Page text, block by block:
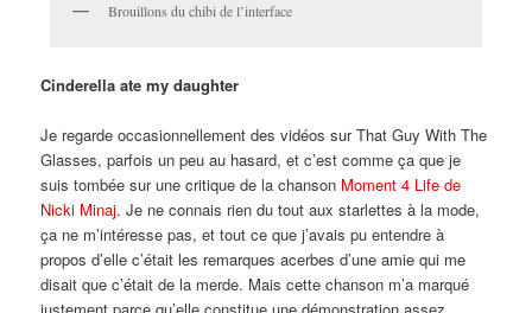
Brouillons du chibi de l’interface
Cinderella ate my daughter
Je regarde occasionnellement des vidéos sur That Guy With The
Glasses, parfois un peu au hasard, et c’est comme ça que je
suis tombée sur une critique de la chanson Moment 4 Life de
Nicki Minaj. Je ne connais rien du tout aux starlettes à la mode,
ça ne m’intéresse pas, et tout ce que j’avais pu entendre à
propos d’elle c’était les remarques acerbes d’une amie qui me
disait que c’était de la merde. Mais cette chanson m’a marqué